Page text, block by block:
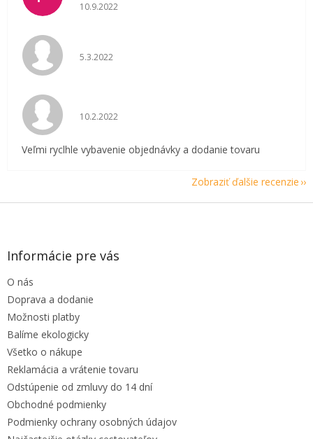
Hodnotenie obchodu je 5 z 5 hviezdičiek.
10.9.2022
Hodnotenie obchodu je 5 z 5 hviezdičiek.
5.3.2022
Hodnotenie obchodu je 5 z 5 hviezdičiek.
10.2.2022
Veľmi ryclhle vybavenie objednávky a dodanie tovaru
Zobraziť ďalšie recenzie
Z
Informácie pre vás
O nás
Doprava a dodanie
Možnosti platby
Balíme ekologicky
Všetko o nákupe
Reklamácia a vrátenie tovaru
Odstúpenie od zmluvy do 14 dní
Obchodné podmienky
Podmienky ochrany osobných údajov